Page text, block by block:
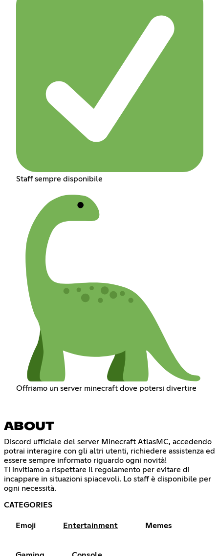
Staff sempre disponibile
Offriamo un server minecraft dove potersi divertire
ABOUT
Discord ufficiale del server Minecraft AtlasMC, accedendo
potrai interagire con gli altri utenti, richiedere assistenza ed
essere sempre informato riguardo ogni novità!
Ti invitiamo a rispettare il regolamento per evitare di
incappare in situazioni spiacevoli. Lo staff è disponibile per
ogni necessità.
CATEGORIES
Emoji Entertainment Memes